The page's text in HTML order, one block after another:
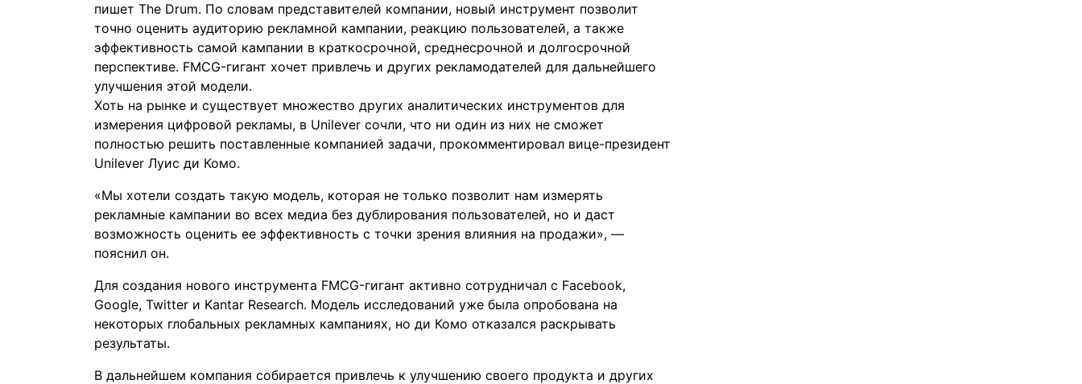
пишет The Drum. По словам представителей компании, новый инструмент позволит
точно оценить аудиторию рекламной кампании, реакцию пользователей, а также
эффективность самой кампании в краткосрочной, среднесрочной и долгосрочной
перспективе. FMCG-гигант хочет привлечь и других рекламодателей для дальнейшего
улучшения этой модели.
Хоть на рынке и существует множество других аналитических инструментов для
измерения цифровой рекламы, в Unilever сочли, что ни один из них не сможет
полностью решить поставленные компанией задачи, прокомментировал вице-президент
Unilever Луис ди Комо.
«Мы хотели создать такую модель, которая не только позволит нам измерять
рекламные кампании во всех медиа без дублирования пользователей, но и даст
возможность оценить ее эффективность с точки зрения влияния на продажи», —
пояснил он.
Для создания нового инструмента FMCG-гигант активно сотрудничал с Facebook,
Google, Twitter и Kantar Research. Модель исследований уже была опробована на
некоторых глобальных рекламных кампаниях, но ди Комо отказался раскрывать
результаты.
В дальнейшем компания собирается привлечь к улучшению своего продукта и других